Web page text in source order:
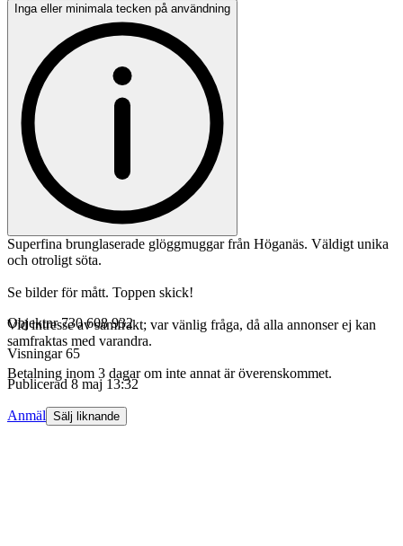
Inga eller minimala tecken på användning
Superfina brunglaserade glöggmuggar från Höganäs. Väldigt unika
och otroligt söta.
Se bilder för mått. Toppen skick!
Vid intresse av samfrakt; var vänlig fråga, då alla annonser ej kan
samfraktas med varandra.
Betalning inom 3 dagar om inte annat är överenskommet.
Objektnr 730 608 932
Visningar 65
Publicerad 8 maj 13:32
Anmäl Sälj liknande